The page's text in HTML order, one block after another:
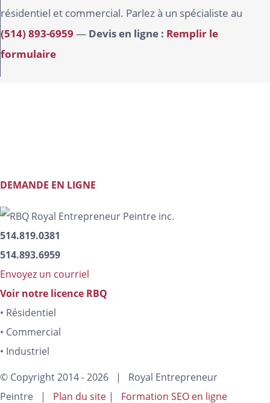
résidentiel et commercial. Parlez à un spécialiste au
(514) 893-6959 — Devis en ligne : Remplir le
formulaire
DEMANDE EN LIGNE
514.819.0381
514.893.6959
Envoyez un courriel
Voir notre licence RBQ
• Résidentiel
• Commercial
• Industriel
© Copyright 2014 -2026 | Royal Entrepreneur
Peintre | Plan du site | Formation SEO en ligne